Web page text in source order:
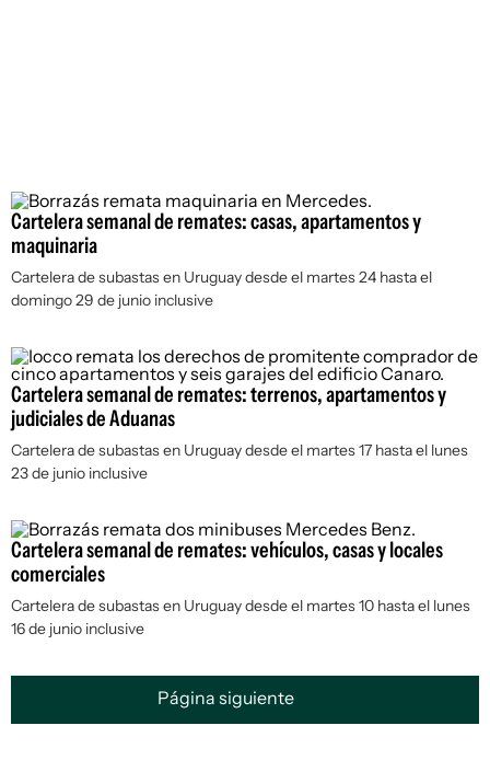
Cartelera semanal de remates: casas, apartamentos y
maquinaria
Cartelera de subastas en Uruguay desde el martes 24 hasta el
domingo 29 de junio inclusive
Cartelera semanal de remates: terrenos, apartamentos y
judiciales de Aduanas
Cartelera de subastas en Uruguay desde el martes 17 hasta el lunes
23 de junio inclusive
Cartelera semanal de remates: vehículos, casas y locales
comerciales
Cartelera de subastas en Uruguay desde el martes 10 hasta el lunes
16 de junio inclusive
Página siguiente